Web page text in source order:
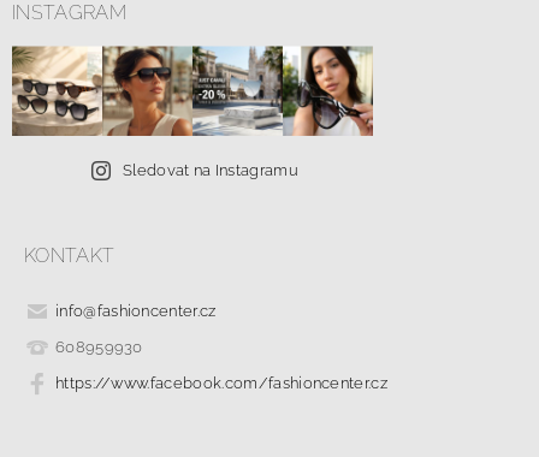
INSTAGRAM
Sledovat na Instagramu
KONTAKT
info@fashioncenter.cz
608959930
https://www.facebook.com/fashioncenter.cz